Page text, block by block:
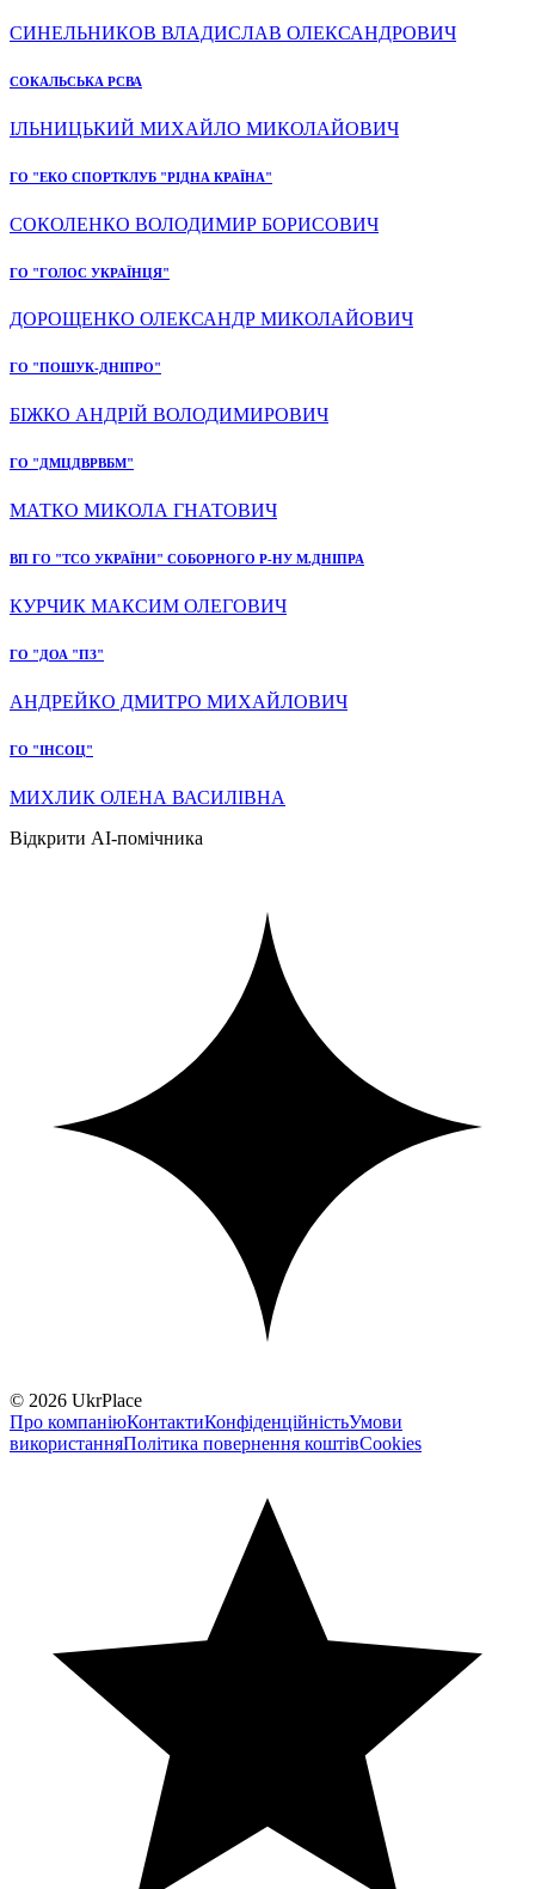
СИНЕЛЬНИКОВ ВЛАДИСЛАВ ОЛЕКСАНДРОВИЧ
СОКАЛЬСЬКА РСВА
ІЛЬНИЦЬКИЙ МИХАЙЛО МИКОЛАЙОВИЧ
ГО "ЕКО СПОРТКЛУБ "РІДНА КРАЇНА"
СОКОЛЕНКО ВОЛОДИМИР БОРИСОВИЧ
ГО "ГОЛОС УКРАЇНЦЯ"
ДОРОЩЕНКО ОЛЕКСАНДР МИКОЛАЙОВИЧ
ГО "ПОШУК-ДНІПРО"
БІЖКО АНДРІЙ ВОЛОДИМИРОВИЧ
ГО "ДМЦДВРВБМ"
МАТКО МИКОЛА ГНАТОВИЧ
ВП ГО "ТСО УКРАЇНИ" СОБОРНОГО Р-НУ М.ДНІПРА
КУРЧИК МАКСИМ ОЛЕГОВИЧ
ГО "ДОА "ПЗ"
АНДРЕЙКО ДМИТРО МИХАЙЛОВИЧ
ГО "ІНСОЦ"
МИХЛИК ОЛЕНА ВАСИЛІВНА
Відкрити AI-помічника
© 2026 UkrPlace
Про компаніюКонтактиКонфіденційністьУмови
використанняПолітика повернення коштівCookies